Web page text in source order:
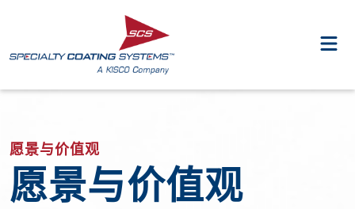
愿景与价值观
愿景与价值观